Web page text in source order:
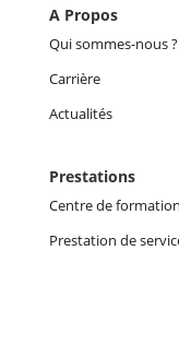
A Propos
Qui sommes-nous ?
Carrière
Actualités
Prestations
Centre de formation
Prestation de